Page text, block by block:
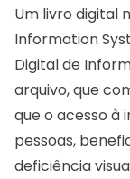
Um livro digital
Information
Digital de
arquivo, que
que o acesso à
pessoas,
deficiência